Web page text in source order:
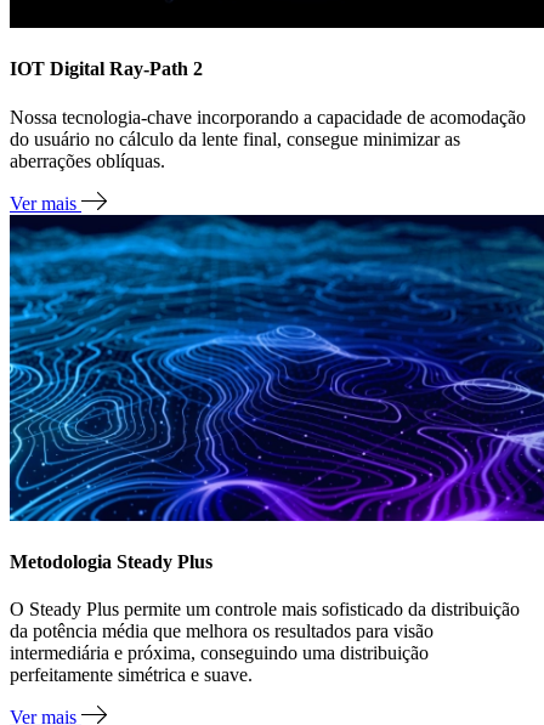
IOT Digital Ray-Path 2
Nossa tecnologia-chave incorporando a capacidade de acomodação
do usuário no cálculo da lente final, consegue minimizar as
aberrações oblíquas.
Ver mais
Metodologia Steady Plus
O Steady Plus permite um controle mais sofisticado da distribuição
da potência média que melhora os resultados para visão
intermediária e próxima, conseguindo uma distribuição
perfeitamente simétrica e suave.
Ver mais